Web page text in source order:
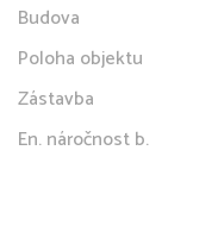
Budova
Poloha objektu
Zástavba
En. náročnost b.